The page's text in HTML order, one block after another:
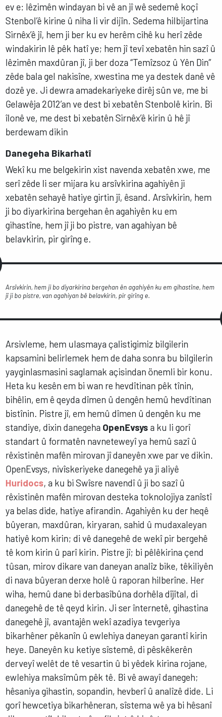
ev e: lêzimên windayan bi vê an jî wê sedemê koçî
Stenbol’ê kirine û niha li vir dijîn. Sedema hilbijartina
Sirnêx’ê jî, hem ji ber ku ev herêm cihê ku herî zêde
windakirin lê pêk hatî ye; hem jî tevî xebatên hin sazî û
lêzimên maxdûran jî, ji ber doza “Temîzsoz û Yên Din”
zêde bala gel nakisîne, xwestina me ya destek danê vê
dozê ye. Ji dewra amadekariyeke dirêj sûn ve, me bi
Gelawêja 2012’an ve dest bi xebatên Stenbolê kirin. Bi
îlonê ve, me dest bi xebatên Sirnêx’ê kirin û hê jî
berdewam dikin
Danegeha Bikarhatî
Wekî ku me belgekirin xist navenda xebatên xwe, me
serî zêde li ser mijara ku arsîvkirina agahiyên ji
xebatên sehayê hatiye girtin jî, êsand. Arsîvkirin, hem
ji bo diyarkirina bergehan ên agahiyên ku em
gihastîne, hem jî ji bo pistre, van agahiyan bê
belavkirin, pir girîng e.
Arsîvkirin, hem ji bo diyarkirina bergehan ên agahiyên ku em gihastîne, hem
jî ji bo pistre, van agahiyan bê belavkirin, pir girîng e.
Arsivleme, hem ulasmaya çalistigimiz bilgilerin
kapsamini belirlemek hem de daha sonra bu bilgilerin
yayginlasmasini saglamak açisindan önemli bir konu.
Heta ku kesên em bi wan re hevdîtinan pêk tînin,
bihêlin, em ê qeyda dîmen û dengên hemû hevdîtinan
bistînin. Pistre jî, em hemû dîmen û dengên ku me
standiye, dixin danegeha OpenEvsysa ku li gorî
standart û formatên navneteweyî ya hemû sazî û
rêxistinên mafên mirovan jî daneyên xwe par ve dikin.
OpenEvsys, nivîskeriyeke danegehê ya ji aliyê
Huridocs, a ku bi Swîsre navendî û ji bo sazî û
rêxistinên mafên mirovan desteka toknolojiya zanîstî
ya belas dide, hatiye afirandin. Agahiyên ku der heqê
bûyeran, maxdûran, kiryaran, sahid û mudaxaleyan
hatiyê kom kirin; di vê danegehê de wekî pir bergehê
tê kom kirin û parî kirin. Pistre jî; bi pêlêkirina çend
tûsan, mirov dikare van daneyan analîz bike, têkiliyên
di nava bûyeran derxe holê û raporan hilberîne. Her
wiha, hemû dane bi derbasîbûna dorhêla dîjîtal, di
danegehê de tê qeyd kirin. Ji ser înternetê, gihastina
danegehê jî, avantajên wekî azadiya tevgeriya
bikarhêner pêkanîn û ewlehiya daneyan garantî kirin
heye. Daneyên ku ketiye sîstemê, di pêskêkerên
derveyî welêt de tê vesartin û bi yêdek kirina rojane,
ewlehiya maksîmûm pêk tê. Bi vê awayî danegeh;
hêsaniya gihastin, sopandin, hevberî û analîzê dide. Li
gorî hewcetiya bikarhêneran, sîstema wê ya bi hêsanî